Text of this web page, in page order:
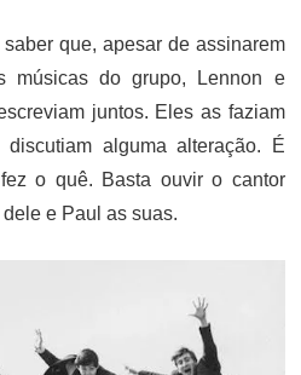
que, apesar de assinarem
músicas do grupo, Lennon e
juntos. Eles as faziam
alguma alteração. É
o quê. Basta ouvir o cantor
e Paul as suas.